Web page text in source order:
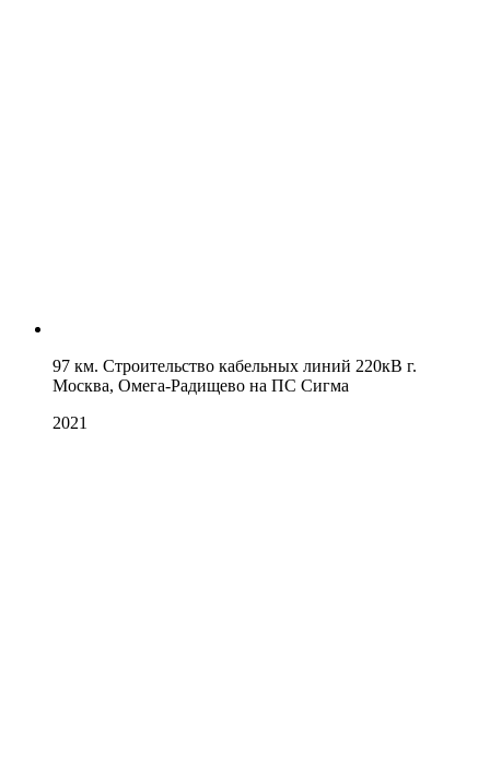
97 км. Строительство кабельных линий 220кВ г.
Москва, Омега-Радищево на ПС Сигма
2021